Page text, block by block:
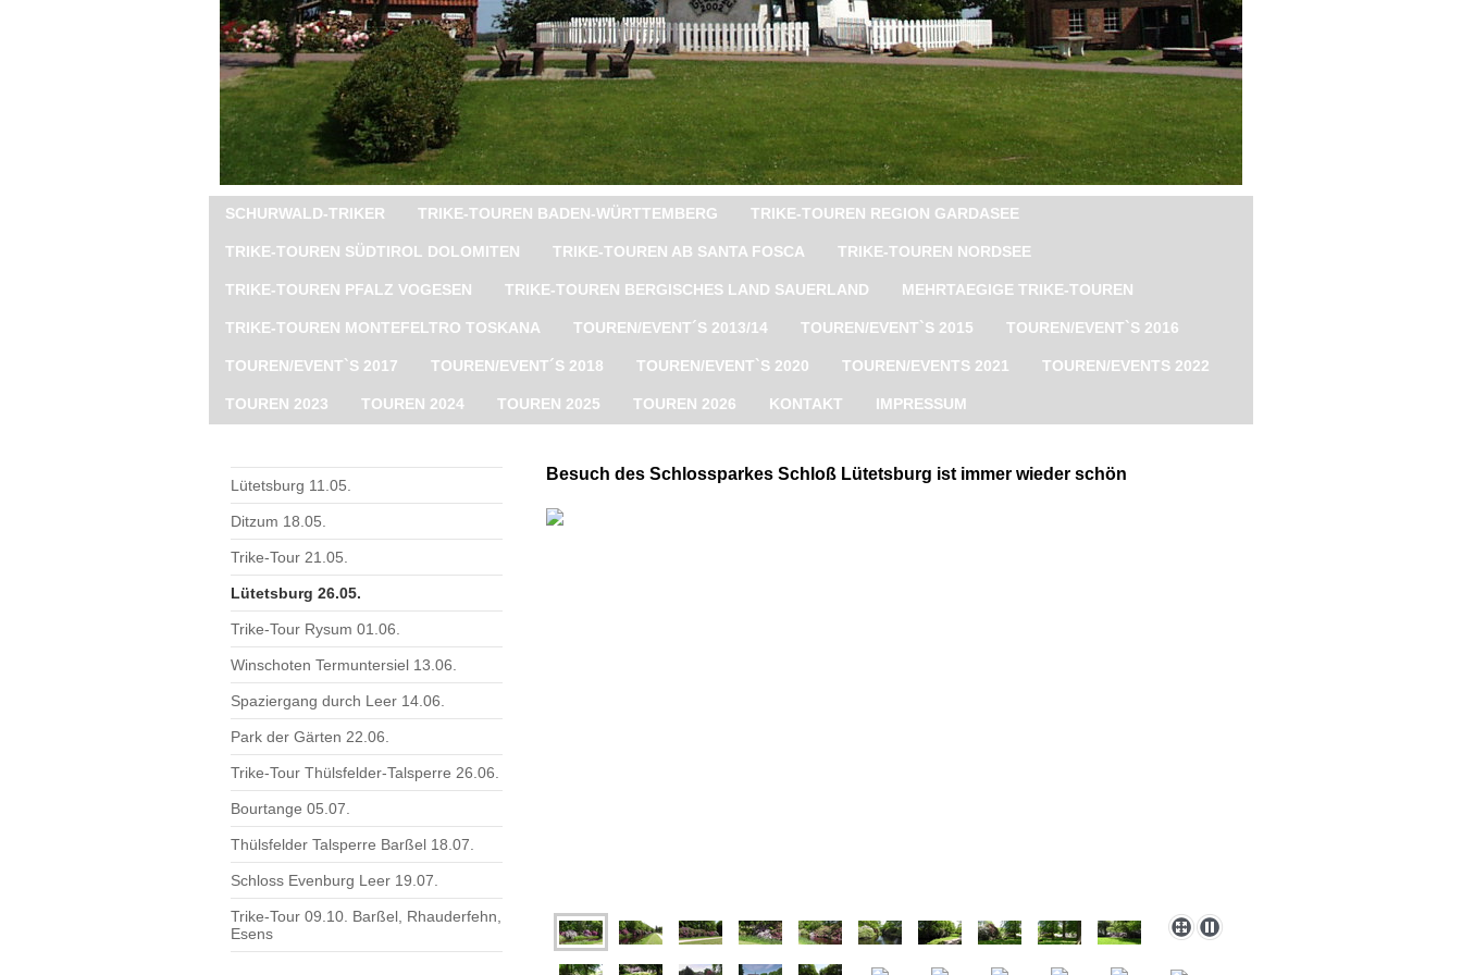
SCHURWALD-TRIKER TRIKE-TOUREN BADEN-WÜRTTEMBERG TRIKE-TOUREN REGION GARDASEE
TRIKE-TOUREN SÜDTIROL DOLOMITEN TRIKE-TOUREN AB SANTA FOSCA TRIKE-TOUREN NORDSEE
TRIKE-TOUREN PFALZ VOGESEN TRIKE-TOUREN BERGISCHES LAND SAUERLAND MEHRTAEGIGE TRIKE-TOUREN
TRIKE-TOUREN MONTEFELTRO TOSKANA TOUREN/EVENT´S 2013/14 TOUREN/EVENT`S 2015 TOUREN/EVENT`S 2016
TOUREN/EVENT`S 2017 TOUREN/EVENT´S 2018 TOUREN/EVENT`S 2020 TOUREN/EVENTS 2021 TOUREN/EVENTS 2022
TOUREN 2023 TOUREN 2024 TOUREN 2025 TOUREN 2026 KONTAKT IMPRESSUM
Lütetsburg 11.05.
Ditzum 18.05.
Trike-Tour 21.05.
Lütetsburg 26.05.
Trike-Tour Rysum 01.06.
Winschoten Termuntersiel 13.06.
Spaziergang durch Leer 14.06.
Park der Gärten 22.06.
Trike-Tour Thülsfelder-Talsperre 26.06.
Bourtange 05.07.
Thülsfelder Talsperre Barßel 18.07.
Schloss Evenburg Leer 19.07.
Trike-Tour 09.10. Barßel, Rhauderfehn,
Esens
Besuch des Schlossparkes Schloß Lütetsburg ist immer wieder schön